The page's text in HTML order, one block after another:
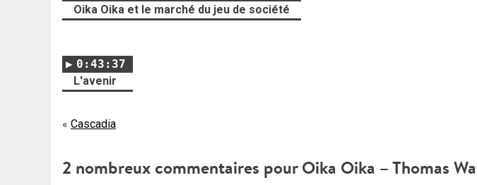
Oika Oika et le marché du jeu de société
0:43:37
L'avenir
Navigation
l’article
Cascadia
2 nombreux commentaires pourOika Oika – Thomas